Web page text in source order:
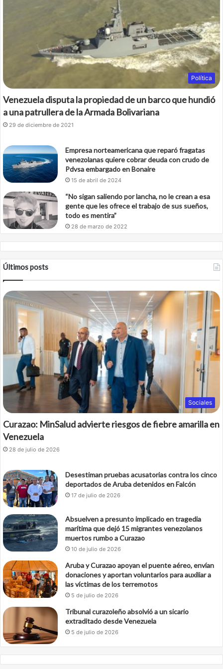
k
Política
Venezuela disputa la propiedad de un barco que hundió
a una patrullera de la Armada Bolivariana
29 de diciembre de 2021
Empresa norteamericana que reparó fragatas
venezolanas quiere cobrar deuda con crudo de
Pdvsa embargado en Bonaire
15 de abril de 2024
“No sigan saliendo por lancha, no le crean a esa
gente que les ofrece el trabajo de sus sueños,
todo es mentira”
28 de marzo de 2022
Últimos posts
Sociales
Curazao: MinSalud advierte riesgos de fiebre amarilla en
Venezuela
28 de julio de 2026
Desestiman pruebas acusatorias contra los cinco
deportados de Aruba detenidos en Falcón
17 de julio de 2026
Absuelven a presunto implicado en tragedia
marítima que dejó 15 migrantes venezolanos
muertos rumbo a Curazao
10 de julio de 2026
Aruba y Curazao apoyan el puente aéreo, envían
donaciones y aportan voluntarios para auxiliar a
las víctimas de los terremotos
5 de julio de 2026
Tribunal curazoleño absolvió a un sicario
extraditado desde Venezuela
5 de julio de 2026